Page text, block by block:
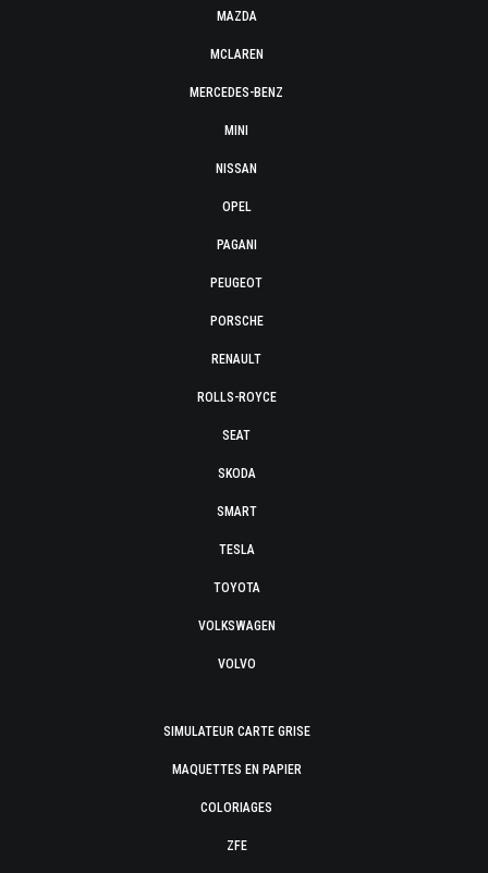
MAZDA
MCLAREN
MERCEDES-BENZ
MINI
NISSAN
OPEL
PAGANI
PEUGEOT
PORSCHE
RENAULT
ROLLS-ROYCE
SEAT
SKODA
SMART
TESLA
TOYOTA
VOLKSWAGEN
VOLVO
SIMULATEUR CARTE GRISE
MAQUETTES EN PAPIER
COLORIAGES
ZFE